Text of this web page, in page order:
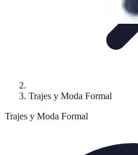
Trajes y Moda Formal
Trajes y Moda Formal